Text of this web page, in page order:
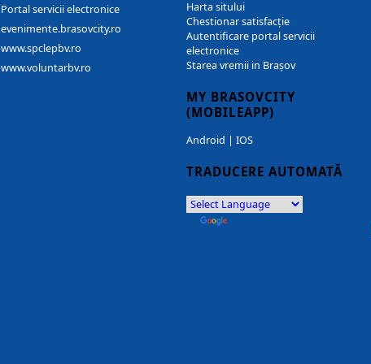
Portal servicii electronice
evenimente.brasovcity.ro
www.spclepbv.ro
www.voluntarbv.ro
Harta sitului
Chestionar satisfacție
Autentificare portal servicii
electronice
Starea vremii in Brașov
MY BRASOVCITY
(MOBILEAPP)
Android | IOS
TRADUCERE AUTOMATĂ